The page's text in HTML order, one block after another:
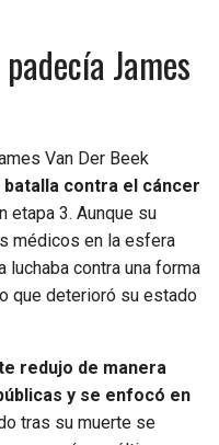
James
Van Der Beek
batalla contra el cáncer
etapa 3. Aunque su
médicos en la esfera
luchaba contra una forma
que deterioró su estado
redujo de manera
y se enfocó en
tras su muerte se